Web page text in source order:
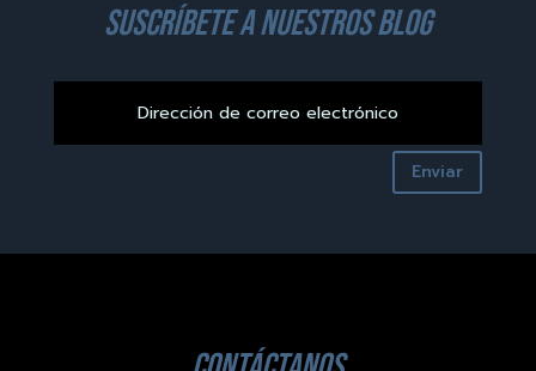
suscríbete a nuestros blog
Enviar